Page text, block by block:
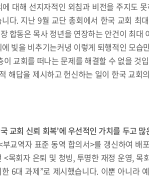
대해 선지자적인 외침과 비전을 주지도
다. 지난 9월 교단 총회에서 한국 교회 최
합동은 목사 정년을 연장하는 안건이 최대
빛을 비추기는커녕 이렇게 퇴행적인 모습
교회를 떠나는 문제를 해결할 수 없을 것
해답을 제시하고 헌신하는 일이 한국 교회
교회 신뢰 회복’에 우선적인 가치를 두고
교역자 표준 동역 합의서>를 갱신하여 배
목회자 은퇴 및 청빙, 투명한 재정 운영, 목
6대 과제”로 제시했습니다. 이뿐 아니라